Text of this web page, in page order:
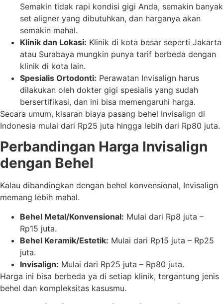
Semakin tidak rapi kondisi gigi Anda, semakin banyak
set aligner yang dibutuhkan, dan harganya akan
semakin mahal.
Klinik dan Lokasi: Klinik di kota besar seperti Jakarta
atau Surabaya mungkin punya tarif berbeda dengan
klinik di kota lain.
Spesialis Ortodonti: Perawatan Invisalign harus
dilakukan oleh dokter gigi spesialis yang sudah
bersertifikasi, dan ini bisa memengaruhi harga.
Secara umum, kisaran biaya pasang behel Invisalign di
Indonesia mulai dari Rp25 juta hingga lebih dari Rp80 juta.
Perbandingan Harga Invisalign
dengan Behel
Kalau dibandingkan dengan behel konvensional, Invisalign
memang lebih mahal.
Behel Metal/Konvensional: Mulai dari Rp8 juta –
Rp15 juta.
Behel Keramik/Estetik: Mulai dari Rp15 juta – Rp25
juta.
Invisalign: Mulai dari Rp25 juta – Rp80 juta.
Harga ini bisa berbeda ya di setiap klinik, tergantung jenis
behel dan kompleksitas kasusmu.